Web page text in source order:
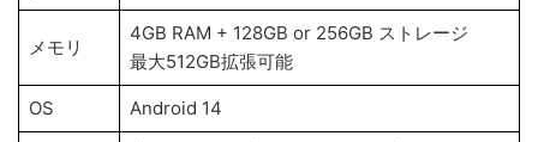
メモリ
4GB RAM + 128GB or 256GB ストレージ
最大512GB拡張可能
OS Android 14